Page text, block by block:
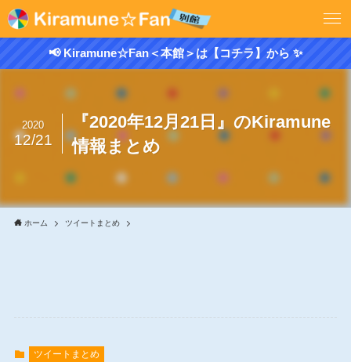
📢 Kiramune☆Fan＜本館＞は【コチラ】から ✨
『2020年12月21日』のKiramune
情報まとめ
2020
12/21
ホーム ツイートまとめ
ツイートまとめ